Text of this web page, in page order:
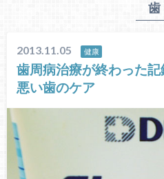
歯
2013.11.05 健康
歯周病治療が終わった
悪い歯のケア